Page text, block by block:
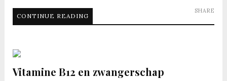
CONTINUE READING
SHARE
Vitamine B12 en zwangerschap